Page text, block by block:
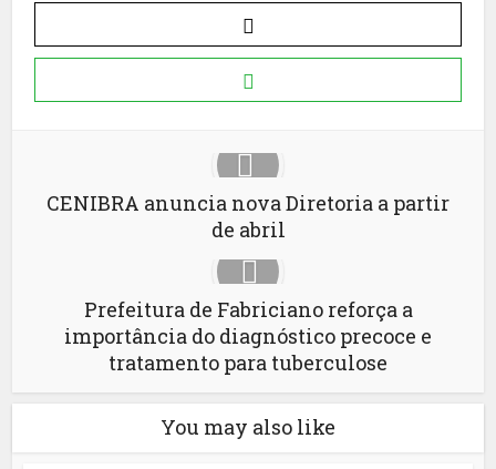
CENIBRA anuncia nova Diretoria a partir
de abril
Prefeitura de Fabriciano reforça a
importância do diagnóstico precoce e
tratamento para tuberculose
You may also like